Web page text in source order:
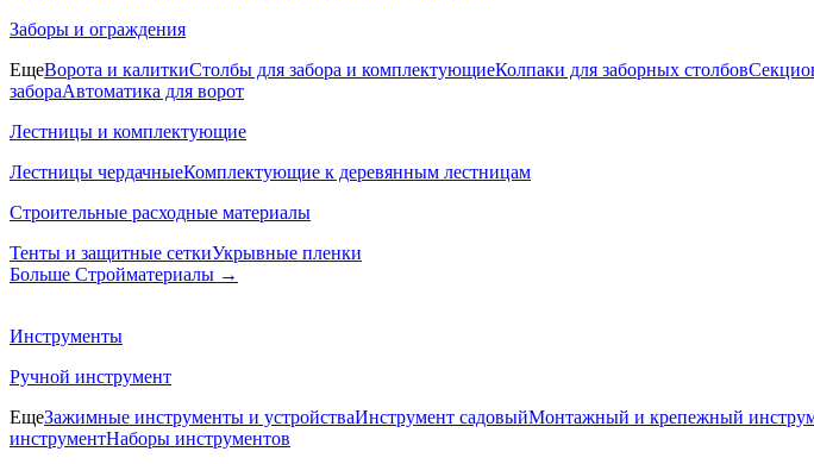
Заборы и ограждения
ЕщеВорота и калиткиСтолбы для забора и комплектующиеКолпаки для заборных столбов
забораАвтоматика для ворот
Лестницы и комплектующие
Лестницы чердачныеКомплектующие к деревянным лестницам
Строительные расходные материалы
Тенты и защитные сеткиУкрывные пленки
Больше Стройматериалы →
Инструменты
Ручной инструмент
ЕщеЗажимные инструменты и устройстваИнструмент садовыйМонтажный и крепежный
инструментНаборы инструментов